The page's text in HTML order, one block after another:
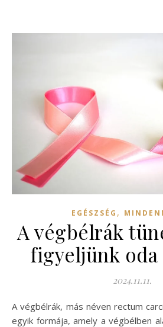
EGÉSZSÉG ,
A végbélrák
figyeljünk oda
2024.11.11.
A végbélrák, más néven rectum carcinoma, a vastagbélrák
egyik formája, amely a végbélben